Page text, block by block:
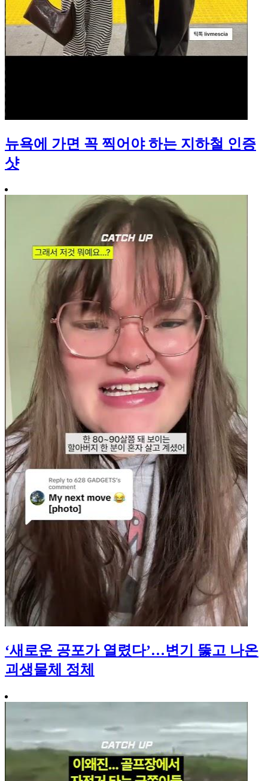
뉴욕에 가면 꼭 찍어야 하는 지하철 인증
샷
‘새로운 공포가 열렸다’…변기 뚫고 나온
괴생물체 정체